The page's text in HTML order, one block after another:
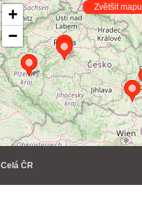
+
−
Zvětšit mapu
Celá ČR